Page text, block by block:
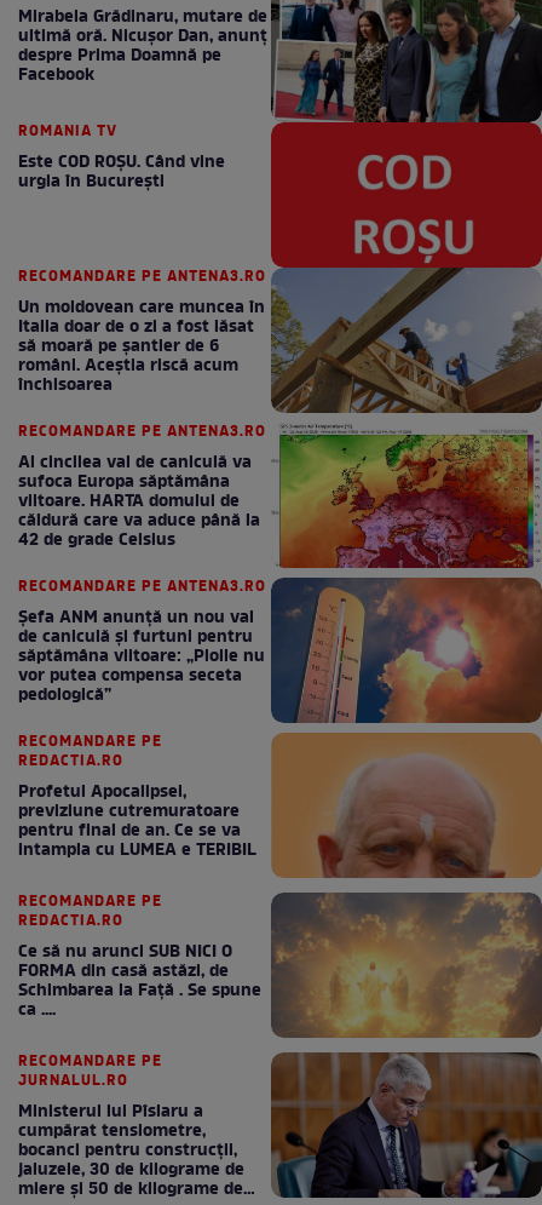
Mirabela Grădinaru, mutare de
ultimă oră. Nicuşor Dan, anunţ
despre Prima Doamnă pe
Facebook
ROMANIA TV
Este COD ROŞU. Când vine
urgia în Bucureşti
RECOMANDARE PE ANTENA3.RO
Un moldovean care muncea în
Italia doar de o zi a fost lăsat
să moară pe şantier de 6
români. Aceștia riscă acum
închisoarea
RECOMANDARE PE ANTENA3.RO
Al cincilea val de caniculă va
sufoca Europa săptămâna
viitoare. HARTA domului de
căldură care va aduce până la
42 de grade Celsius
RECOMANDARE PE ANTENA3.RO
Șefa ANM anunță un nou val
de caniculă și furtuni pentru
săptămâna viitoare: „Ploile nu
vor putea compensa seceta
pedologică”
RECOMANDARE PE
REDACTIA.RO
Profetul Apocalipsei,
previziune cutremuratoare
pentru final de an. Ce se va
intampla cu LUMEA e TERIBIL
RECOMANDARE PE
REDACTIA.RO
Ce să nu arunci SUB NICI O
FORMA din casă astăzi, de
Schimbarea la Față . Se spune
ca ....
RECOMANDARE PE
JURNALUL.RO
Ministerul lui Pîslaru a
cumpărat tensiometre,
bocanci pentru construcții,
jaluzele, 30 de kilograme de
miere și 50 de kilograme de